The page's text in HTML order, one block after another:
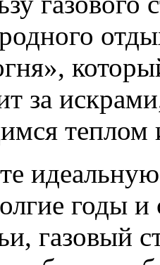
за
теплом
идеальную
годы и
газовый